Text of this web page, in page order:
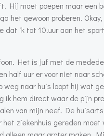
Hij moet poepen maar
het gewoon proberen.
dat ik tot 10.uur aan het
Het is juf met de
half uur er voor niet naar
naar huis loopt hij wat
ik hem direct waar de pijn
van mijn neef. De
ziekenhuis gereden